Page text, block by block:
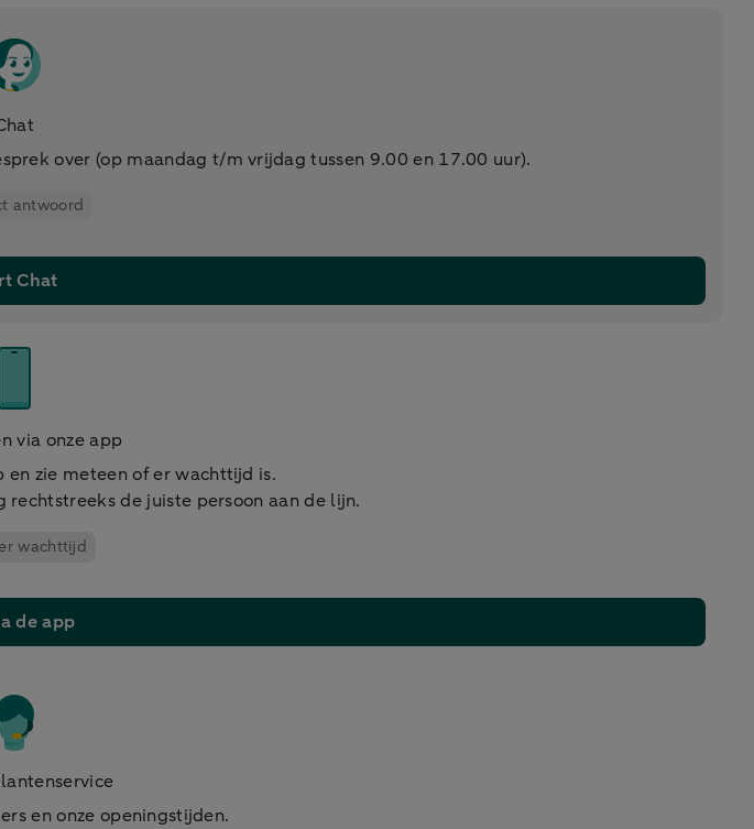
over (op maandag t/m vrijdag tussen 9.00 en 17.00 uur).
antwoord
Chat
via onze app
en zie meteen of er wachttijd is.
de juiste persoon aan de lijn.
wachttijd
de app
en onze openingstijden.